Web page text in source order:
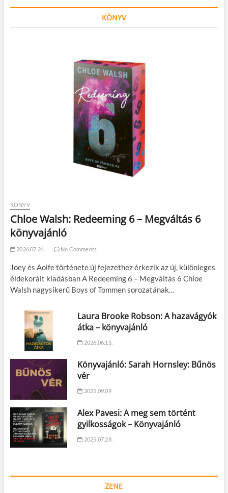
KÖNYV
KÖNYV
Chloe Walsh: Redeeming 6 – Megváltás 6
könyvajánló
2026.07.24. No Comments
Joey és Aoife története új fejezethez érkezik az új, különleges
éldekorált kiadásban A Redeeming 6 – Megváltás 6 Chloe
Walsh nagysikerű Boys of Tommen sorozatának…
Laura Brooke Robson: A hazavágyók
átka – könyvajánló
2026.06.15.
Könyvajánló: Sarah Hornsley: Bűnös
vér
2025.09.09.
Alex Pavesi: A meg sem történt
gyilkosságok – Könyvajánló
2025.07.28.
ZENE